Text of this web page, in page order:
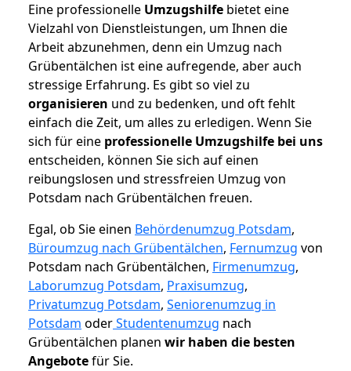
Eine professionelle Umzugshilfe bietet eine
Vielzahl von Dienstleistungen, um Ihnen die
Arbeit abzunehmen, denn ein Umzug nach
Grübentälchen ist eine aufregende, aber auch
stressige Erfahrung. Es gibt so viel zu
organisieren und zu bedenken, und oft fehlt
einfach die Zeit, um alles zu erledigen. Wenn Sie
sich für eine professionelle Umzugshilfe bei uns
entscheiden, können Sie sich auf einen
reibungslosen und stressfreien Umzug von
Potsdam nach Grübentälchen freuen.
Egal, ob Sie einen Behördenumzug Potsdam,
Büroumzug nach Grübentälchen, Fernumzug von
Potsdam nach Grübentälchen, Firmenumzug,
Laborumzug Potsdam, Praxisumzug,
Privatumzug Potsdam, Seniorenumzug in
Potsdam oderStudentenumzug nach
Grübentälchen planen wir haben die besten
Angebotefür Sie.